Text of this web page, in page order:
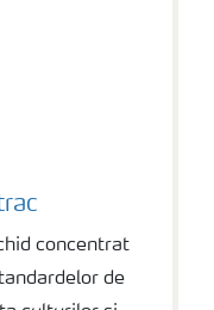
concentrat
de